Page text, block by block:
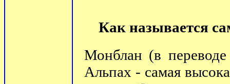
Как называется
Монблан (в
Альпах - самая